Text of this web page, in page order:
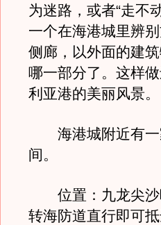
为迷路，或者“走不
一个在海港城里辨
侧廊，以外面的建
哪一部分了。这样
利亚港的美丽风景。
海港城附近有一
间。
位置：九龙尖沙
转海防道直行即可抵